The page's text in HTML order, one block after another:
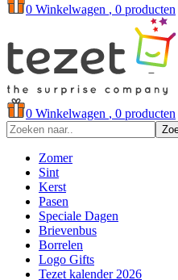
0 Winkelwagen , 0 producten
0 Winkelwagen , 0 producten
Zomer
Sint
Kerst
Pasen
Speciale Dagen
Brievenbus
Borrelen
Logo Gifts
Tezet kalender 2026